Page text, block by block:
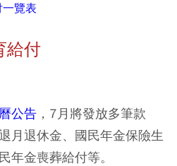
覽表
給付
公告 ，7月將發放多筆款
月退休金、國民年金保險生
年金喪葬給付等。